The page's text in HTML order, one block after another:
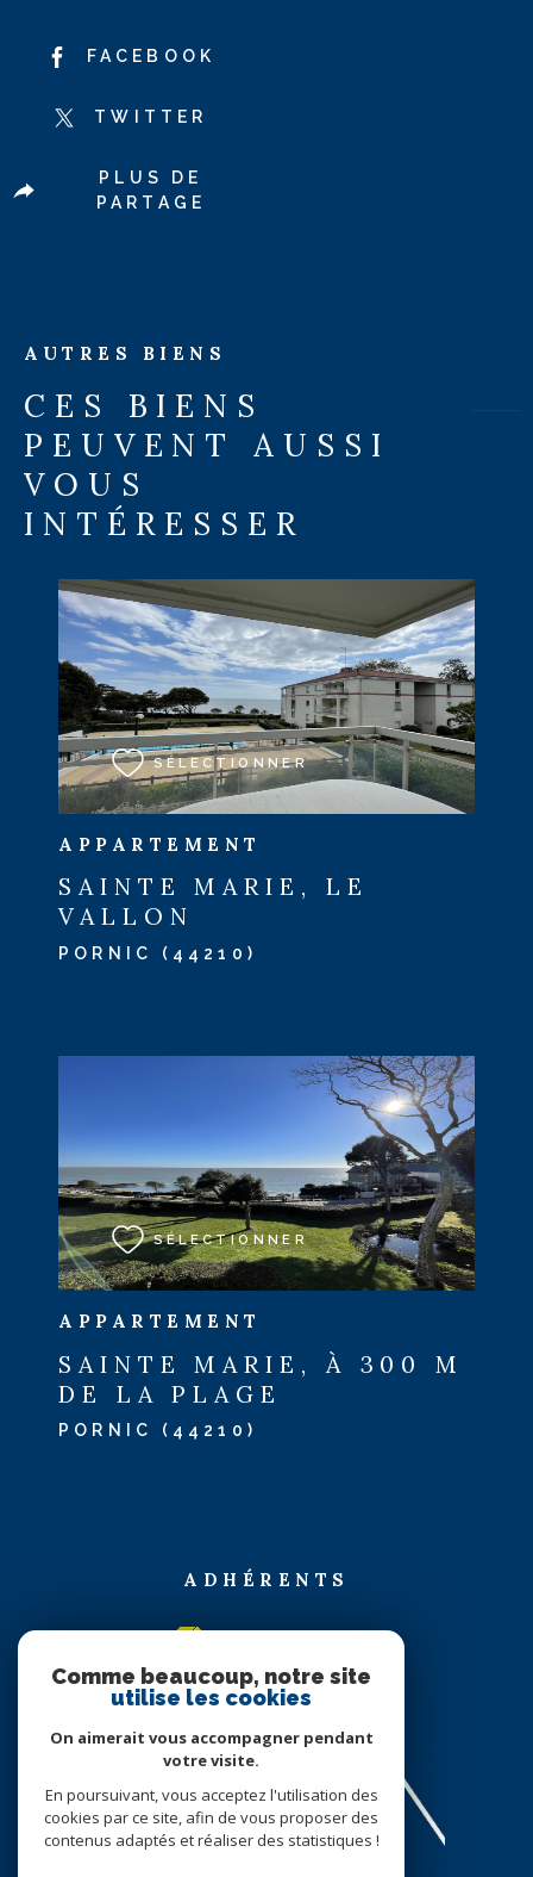
FACEBOOK
TWITTER
PLUS DE
PARTAGE
AUTRES BIENS
CES BIENS
PEUVENT AUSSI
VOUS
INTÉRESSER
APPARTEMENT
SAINTE MARIE, LE
VALLON
PORNIC (44210)
SÉLECTIONNER
VOIR LE BIEN
APPARTEMENT
SAINTE MARIE, À 300 M
DE LA PLAGE
PORNIC (44210)
SÉLECTIONNER
VOIR LE BIEN
ADHÉRENTS
Comme beaucoup, notre site
utilise les cookies
On aimerait vous accompagner pendant
votre visite.
En poursuivant, vous acceptez l'utilisation des
cookies par ce site, afin de vous proposer des
contenus adaptés et réaliser des statistiques !